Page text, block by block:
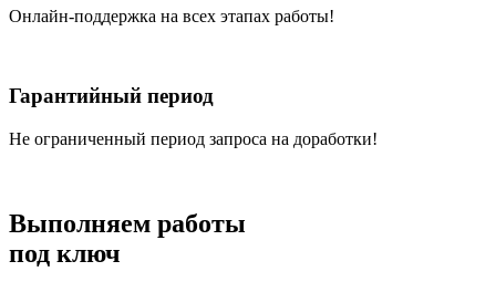
Онлайн-поддержка на всех этапах работы!
Гарантийный период
Не ограниченный период запроса на доработки!
Выполняем работы
под ключ